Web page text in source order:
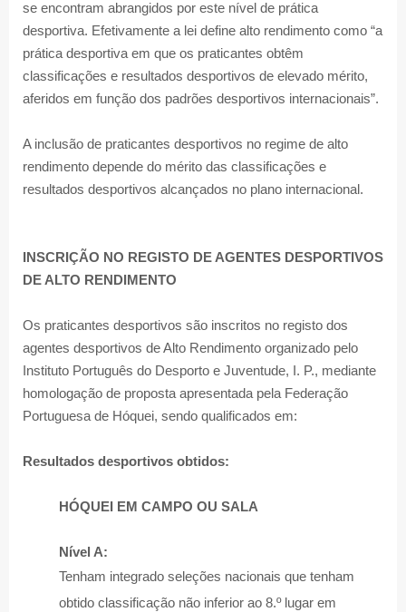
se encontram abrangidos por este nível de prática
desportiva. Efetivamente a lei define alto rendimento como “a
prática desportiva em que os praticantes obtêm
classificações e resultados desportivos de elevado mérito,
aferidos em função dos padrões desportivos internacionais”.
A inclusão de praticantes desportivos no regime de alto
rendimento depende do mérito das classificações e
resultados desportivos alcançados no plano internacional.
INSCRIÇÃO NO REGISTO DE AGENTES DESPORTIVOS
DE ALTO RENDIMENTO
Os praticantes desportivos são inscritos no registo dos
agentes desportivos de Alto Rendimento organizado pelo
Instituto Português do Desporto e Juventude, I. P., mediante
homologação de proposta apresentada pela Federação
Portuguesa de Hóquei, sendo qualificados em:
Resultados desportivos obtidos:
HÓQUEI EM CAMPO OU SALA
Nível A:
Tenham integrado seleções nacionais que tenham
obtido classificação não inferior ao 8.º lugar em